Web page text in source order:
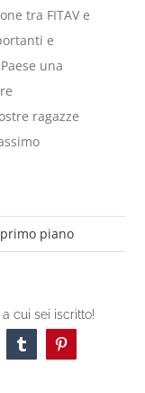
tra FITAV e
e
una
ragazze
piano
cui sei iscritto!
TumblrPinterest